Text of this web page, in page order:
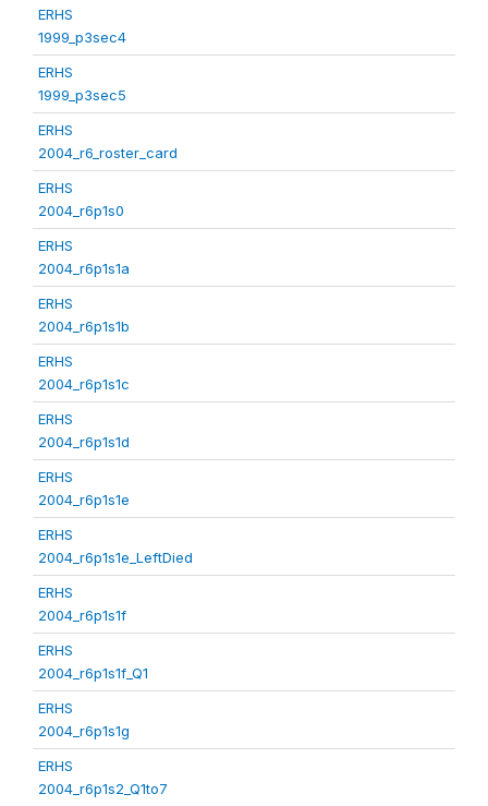
ERHS
1999_p3sec4
ERHS
1999_p3sec5
ERHS
2004_r6_roster_card
ERHS
2004_r6p1s0
ERHS
2004_r6p1s1a
ERHS
2004_r6p1s1b
ERHS
2004_r6p1s1c
ERHS
2004_r6p1s1d
ERHS
2004_r6p1s1e
ERHS
2004_r6p1s1e_LeftDied
ERHS
2004_r6p1s1f
ERHS
2004_r6p1s1f_Q1
ERHS
2004_r6p1s1g
ERHS
2004_r6p1s2_Q1to7